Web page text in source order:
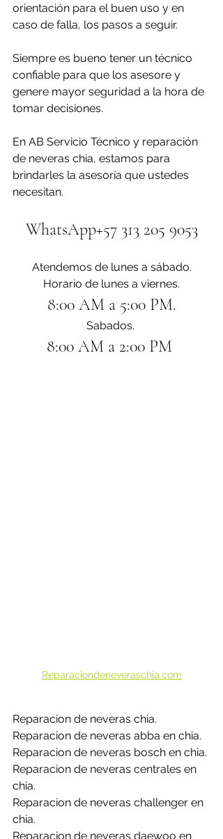
orientación para el buen uso y en
caso de falla, los pasos a seguir.
Siempre es bueno tener un técnico
confiable para que los asesore y
genere mayor seguridad a la hora de
tomar decisiones.
En AB Servicio Técnico y reparación
de neveras chia, estamos para
brindarles la asesoría que ustedes
necesitan.
WhatsApp+57 313 205 9053
Atendemos de lunes a sábado.
Horario de lunes a viernes.
8:00 AM a 5:00 PM.
Sabados.
8:00 AM a 2:00 PM
Reparaciondeneveraschia.com
Reparacion de neveras chia.
Reparacion de neveras abba en chia.
Reparacion de neveras bosch en chia.
Reparacion de neveras centrales en
chia.
Reparacion de neveras challenger en
chia.
Reparacion de neveras daewoo en